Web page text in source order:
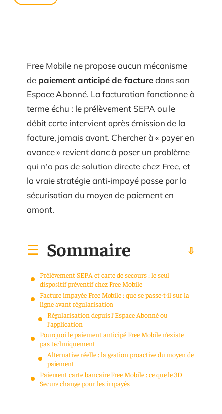
Free Mobile ne propose aucun mécanisme
de paiement anticipé de facturedans son
Espace Abonné. La facturation fonctionne à
terme échu : le prélèvement SEPA ou le
débit carte intervient après émission de la
facture, jamais avant. Chercher à « payer en
avance » revient donc à poser un problème
qui n’a pas de solution directe chez Free, et
la vraie stratégie anti-impayé passe par la
sécurisation du moyen de paiement en
amont.
Sommaire
Prélèvement SEPA et carte de secours : le seul
dispositif préventif chez Free Mobile
Facture impayée Free Mobile : que se passe-t-il sur la
ligne avant régularisation
Régularisation depuis l’Espace Abonné ou
l’application
Pourquoi le paiement anticipé Free Mobile n’existe
pas techniquement
Alternative réelle : la gestion proactive du moyen de
paiement
Paiement carte bancaire Free Mobile : ce que le 3D
Secure change pour les impayés